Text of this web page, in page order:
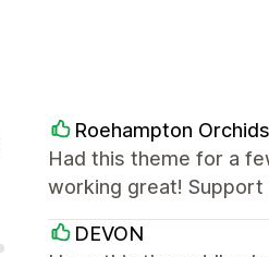
Roehampton Orchids
Had this theme for a
working great!
DEVON